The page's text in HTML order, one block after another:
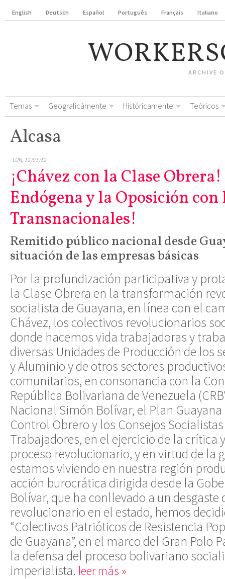
English Deutsch Español Português Français Italiano
ARCHIVE
Temas Geograficámente Históricamente Teóricos
Alcasa
LUN, 12/03/12
¡Chávez con la Clase
Endógena y la Oposición con
Transnacionales!
Remitido público nacional desde
situación de las empresas básicas
Por la profundización participativa y
la Clase Obrera en la transformación
socialista de Guayana, en línea con el
Chávez, los colectivos revolucionarios
donde hacemos vida trabajadoras y
diversas Unidades de Producción de los
y Aluminio y de otros sectores
comunitarios, en consonancia con la
República Bolivariana de Venezuela
Nacional Simón Bolívar, el Plan Guayana
Control Obrero y los Consejos
Trabajadores, en el ejercicio de la crítica
proceso revolucionario, y en virtud de la
estamos viviendo en nuestra región
acción burocrática dirigida desde la
Bolívar, que ha conllevado a un desgaste
revolucionario en el estado, hemos
“Colectivos Patrióticos de Resistencia
de Guayana”, en el marco del Gran Polo
la defensa del proceso bolivariano
imperialista. leer más »